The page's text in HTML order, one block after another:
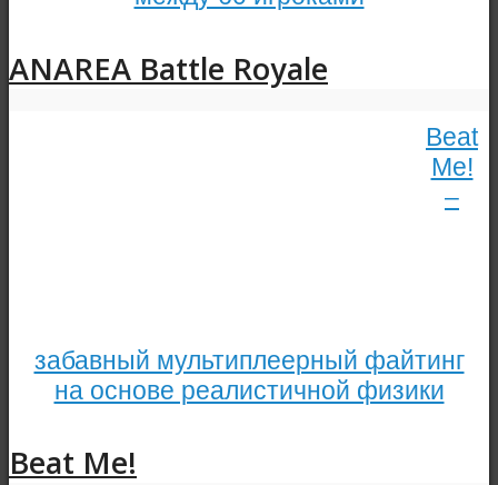
ANAREA Battle Royale
Beat
Me!
–
забавный мультиплеерный файтинг
на основе реалистичной физики
Beat Me!